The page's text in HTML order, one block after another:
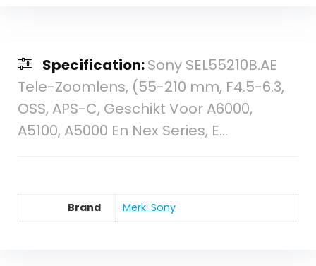
Specification:Sony SEL55210B.AE
Tele-Zoomlens, (55-210 mm, F4.5-6.3,
OSS, APS-C, Geschikt Voor A6000,
A5100, A5000 En Nex Series, E…
Brand Merk: Sony